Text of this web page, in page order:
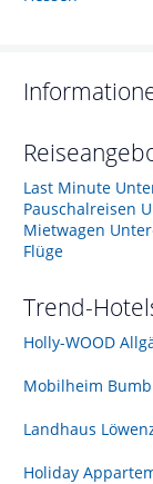
Last Minute
Pauschalreisen
Mietwagen
Flüge
Trend-
Holly-WOOD
Mobilheim
Landhaus
Holiday